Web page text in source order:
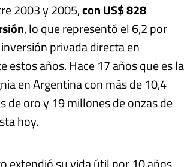
2003 y 2005,con US$ 828
, lo que representó el 6,2 por
privada directa en
estos años. Hace 17 años que es la
en Argentina con más de 10,4
de oro y 19 millones de onzas de
hoy.